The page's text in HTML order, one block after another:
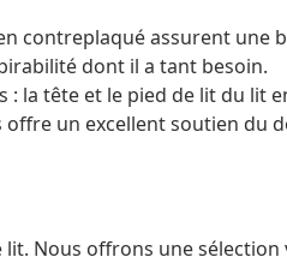
contreplaqué assurent
dont il a tant besoin.
: la tête et le pied de lit du lit
un excellent soutien du
Nous offrons une